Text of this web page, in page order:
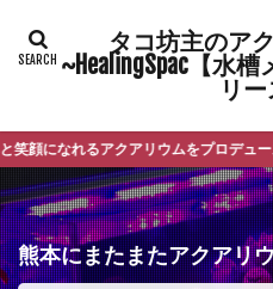
タコ坊主のア
~HealingSpac【水
リー
るアクアリウムをプロデュース
熊本にまたまたアクアリ